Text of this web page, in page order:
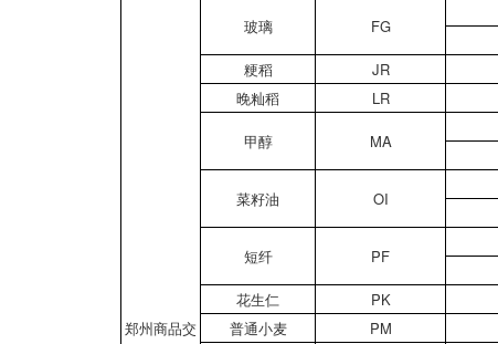
郑州商品交
玻璃 FG
粳稻
JR
晚籼稻
LR
甲醇 MA
菜籽油 OI
短纤 PF
花生仁
PK
普通小麦
PM